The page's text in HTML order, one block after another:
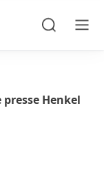
Henkel